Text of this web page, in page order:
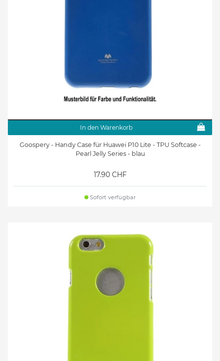
In den Warenkorb
Goospery - Handy Case für Huawei P10 Lite - TPU Softcase -
Pearl Jelly Series - blau
17.90 CHF
Sofort verfügbar